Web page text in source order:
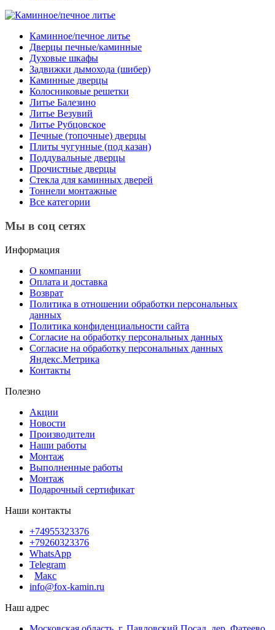
Каминное/печное литье
Дверцы печные/каминные
Духовые шкафы
Задвижки дымохода (шибер)
Каминные дверцы
Колосниковые решетки
Литье Балезино
Литье Везувий
Литье Рубцовское
Печные (топочные) дверцы
Плиты чугунные (под казан)
Поддувальные дверцы
Прочистные дверцы
Стекла для каминных дверей
Тоннели монтажные
Все категории
Мы в соц сетях
Информация
О компании
Оплата и доставка
Возврат
Политика в отношении обработки персональных
данных
Политика конфиденциальности сайта
Согласие на обработку персональных данных
Согласие на обработку персональных данных
Яндекс.Метрика
Контакты
Полезно
Акции
Новости
Производители
Наши работы
Монтаж
Выполненные работы
Монтаж
Подарочный сертификат
Наши контакты
+74955323376
+79260323376
WhatsApp
Telegram
Макс
info@fox-kamin.ru
Наш адрес